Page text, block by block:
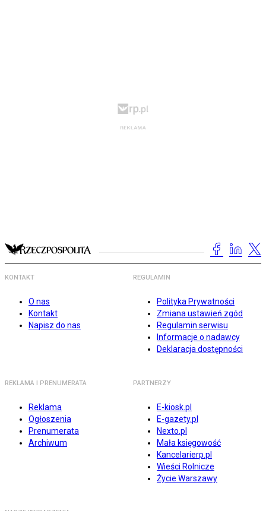
KONTAKT
O nas
Kontakt
Napisz do nas
REGULAMIN
Polityka Prywatności
Zmiana ustawień zgód
Regulamin serwisu
Informacje o nadawcy
Deklaracja dostępności
REKLAMA I PRENUMERATA
Reklama
Ogłoszenia
Prenumerata
Archiwum
PARTNERZY
E-kiosk.pl
E-gazety.pl
Nexto.pl
Mała księgowość
Kancelarierp.pl
Wieści Rolnicze
Życie Warszawy